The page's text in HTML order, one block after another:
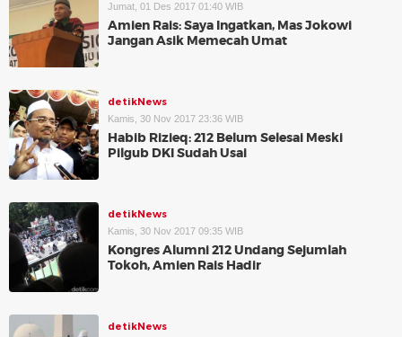
Jumat, 01 Des 2017 01:40 WIB
Amien Rais: Saya Ingatkan, Mas Jokowi
Jangan Asik Memecah Umat
detikNews
Kamis, 30 Nov 2017 23:36 WIB
Habib Rizieq: 212 Belum Selesai Meski
Pilgub DKI Sudah Usai
detikNews
Kamis, 30 Nov 2017 09:35 WIB
Kongres Alumni 212 Undang Sejumlah
Tokoh, Amien Rais Hadir
detikNews